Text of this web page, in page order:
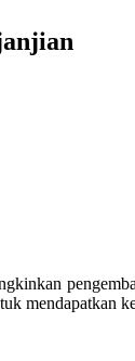
mendapatkan